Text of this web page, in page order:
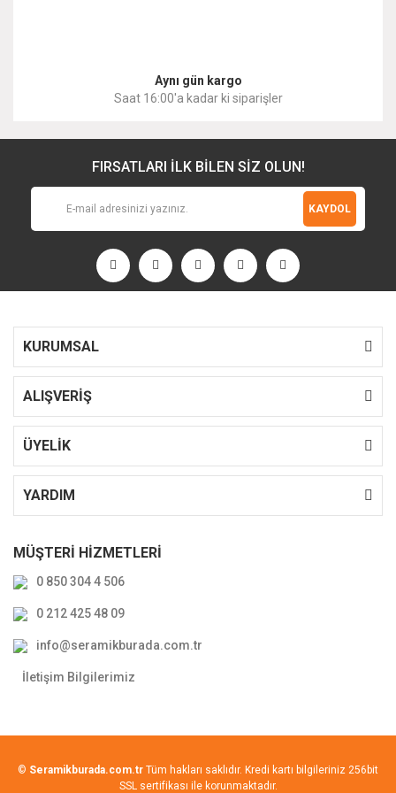
Aynı gün kargo
Saat 16:00'a kadar ki siparişler
FIRSATLARI İLK BİLEN SİZ OLUN!
KAYDOL
KURUMSAL
ALIŞVERİŞ
ÜYELİK
YARDIM
MÜŞTERİ HİZMETLERİ
0 850 304 4 506
0 212 425 48 09
info@seramikburada.com.tr
İletişim Bilgilerimiz
© Seramikburada.com.tr Tüm hakları saklıdır. Kredi kartı bilgileriniz 256bit
SSL sertifikası ile korunmaktadır.